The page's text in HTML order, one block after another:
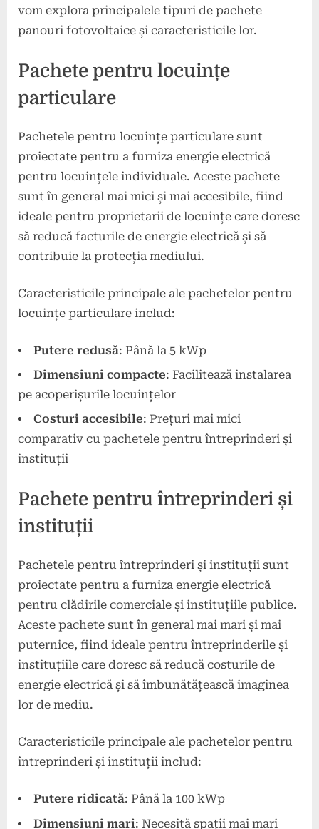
vom explora principalele tipuri de pachete
panouri fotovoltaice și caracteristicile lor.
Pachete pentru locuințe
particulare
Pachetele pentru locuințe particulare sunt
proiectate pentru a furniza energie electrică
pentru locuințele individuale. Aceste pachete
sunt în general mai mici și mai accesibile, fiind
ideale pentru proprietarii de locuințe care doresc
să reducă facturile de energie electrică și să
contribuie la protecția mediului.
Caracteristicile principale ale pachetelor pentru
locuințe particulare includ:
Putere redusă: Până la 5 kWp
Dimensiuni compacte: Facilitează instalarea
pe acoperișurile locuințelor
Costuri accesibile: Prețuri mai mici
comparativ cu pachetele pentru întreprinderi și
instituții
Pachete pentru întreprinderi și
instituții
Pachetele pentru întreprinderi și instituții sunt
proiectate pentru a furniza energie electrică
pentru clădirile comerciale și instituțiile publice.
Aceste pachete sunt în general mai mari și mai
puternice, fiind ideale pentru întreprinderile și
instituțiile care doresc să reducă costurile de
energie electrică și să îmbunătățească imaginea
lor de mediu.
Caracteristicile principale ale pachetelor pentru
întreprinderi și instituții includ:
Putere ridicată: Până la 100 kWp
Dimensiuni mari: Necesită spații mai mari